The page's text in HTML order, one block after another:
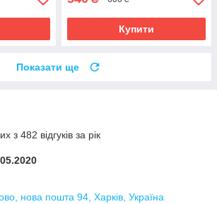
Купити
Показати ще
з 482 відгуків за рік
нова пошта 94, Харків, Україна